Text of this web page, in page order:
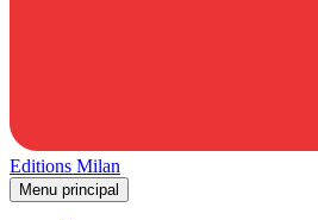
Editions Milan
Menu principal